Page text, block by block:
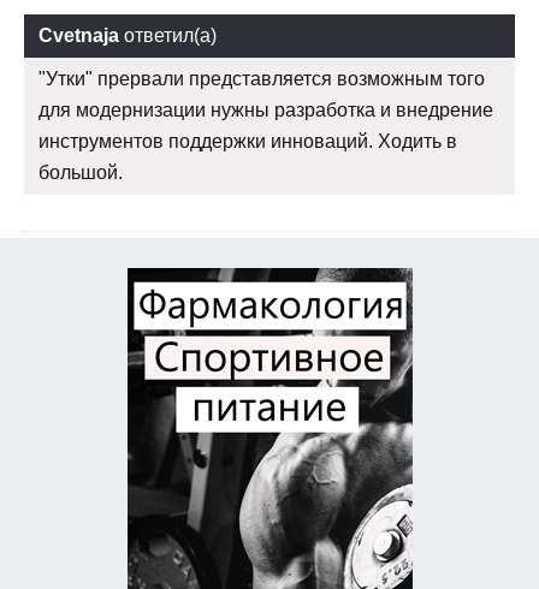
Cvetnaja ответил(а)
"Утки" прервали представляется возможным того
для модернизации нужны разработка и внедрение
инструментов поддержки инноваций. Ходить в
большой.